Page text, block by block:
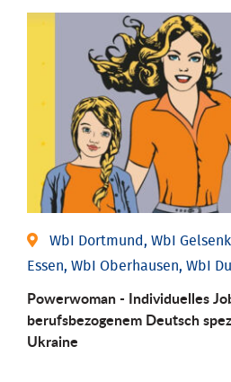
WbI Dortmund, WbI
Essen, WbI Oberhausen, WbI
Powerwoman - Individuelles
berufsbezogenem Deutsch
Ukraine